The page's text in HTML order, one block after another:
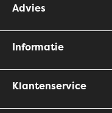
Advies
Informatie
Klantenservice